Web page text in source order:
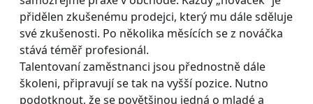
přidělen zkušenému prodejci, který mu dále sděluje
své zkušenosti. Po několika měsících se z nováčka
stává téměř profesionál.
Talentovaní zaměstnanci jsou přednostně dále
školeni, připravují se tak na vyšší pozice. Nutno
podotknout, že se povětšinou jedná o mladé a